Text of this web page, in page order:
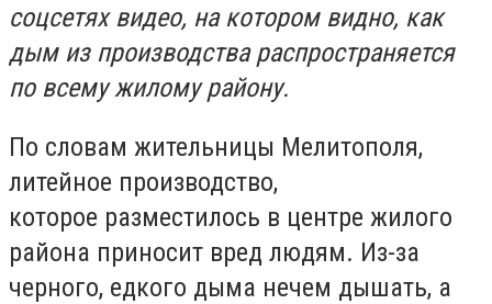
соцсетях видео, на котором видно, как
дым из производства распространяется
по всему жилому району.
По словам жительницы Мелитополя,
литейное производство,
которое разместилось в центре жилого
района приносит вред людям. Из-за
черного, едкого дыма нечем дышать, а